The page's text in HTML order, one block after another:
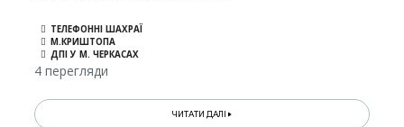
ТЕЛЕФОННІ ШАХРАЇ
М.КРИШТОПА
ДПІ У М. ЧЕРКАСАХ
4 перегляди
ЧИТАТИ ДАЛІ